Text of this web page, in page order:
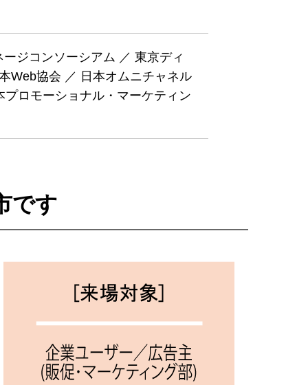
ジコンソーシアム ／ 東京ディ
Web協会 ／ 日本オムニチャネル
ロモーショナル・マーケティン
です